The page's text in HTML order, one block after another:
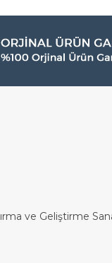
ve Geliştirme